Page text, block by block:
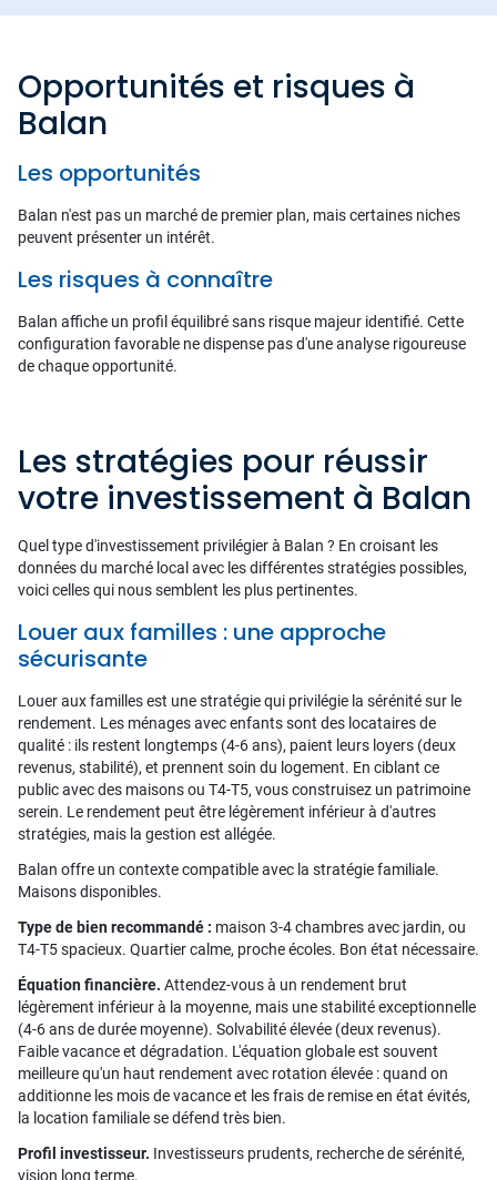
Opportunités et risques à
Balan
Les opportunités
Balan n'est pas un marché de premier plan, mais certaines niches
peuvent présenter un intérêt.
Les risques à connaître
Balan affiche un profil équilibré sans risque majeur identifié. Cette
configuration favorable ne dispense pas d'une analyse rigoureuse
de chaque opportunité.
Les stratégies pour réussir
votre investissement à Balan
Quel type d'investissement privilégier à Balan ? En croisant les
données du marché local avec les différentes stratégies possibles,
voici celles qui nous semblent les plus pertinentes.
Louer aux familles : une approche
sécurisante
Louer aux familles est une stratégie qui privilégie la sérénité sur le
rendement. Les ménages avec enfants sont des locataires de
qualité : ils restent longtemps (4-6 ans), paient leurs loyers (deux
revenus, stabilité), et prennent soin du logement. En ciblant ce
public avec des maisons ou T4-T5, vous construisez un patrimoine
serein. Le rendement peut être légèrement inférieur à d'autres
stratégies, mais la gestion est allégée.
Balan offre un contexte compatible avec la stratégie familiale.
Maisons disponibles.
Type de bien recommandé : maison 3-4 chambres avec jardin, ou
T4-T5 spacieux. Quartier calme, proche écoles. Bon état nécessaire.
Équation financière. Attendez-vous à un rendement brut
légèrement inférieur à la moyenne, mais une stabilité exceptionnelle
(4-6 ans de durée moyenne). Solvabilité élevée (deux revenus).
Faible vacance et dégradation. L'équation globale est souvent
meilleure qu'un haut rendement avec rotation élevée : quand on
additionne les mois de vacance et les frais de remise en état évités,
la location familiale se défend très bien.
Profil investisseur. Investisseurs prudents, recherche de sérénité,
vision long terme.